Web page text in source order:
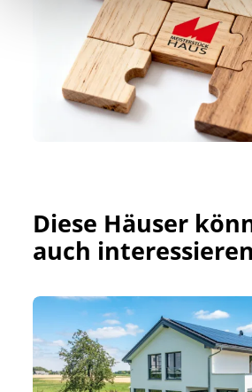
Diese Häuser
auch